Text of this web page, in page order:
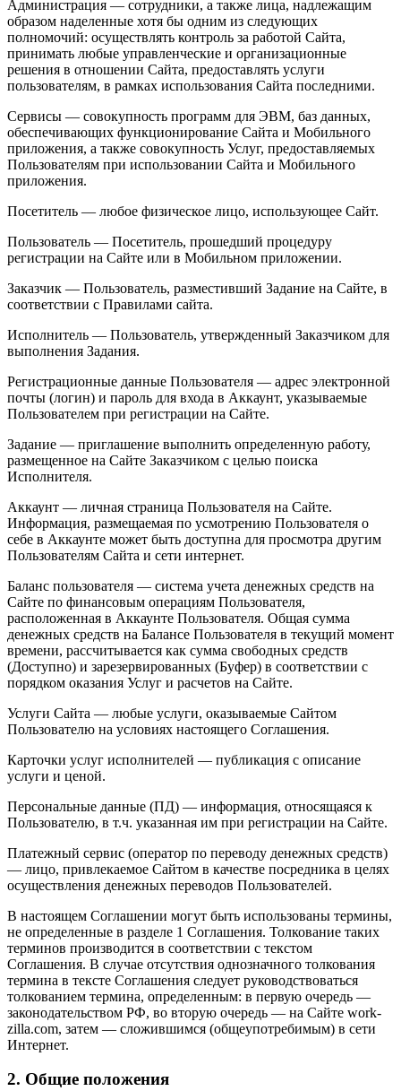
Администрация — сотрудники, а также лица, надлежащим
образом наделенные хотя бы одним из следующих
полномочий: осуществлять контроль за работой Сайта,
принимать любые управленческие и организационные
решения в отношении Сайта, предоставлять услуги
пользователям, в рамках использования Сайта последними.
Сервисы — совокупность программ для ЭВМ, баз данных,
обеспечивающих функционирование Сайта и Мобильного
приложения, а также совокупность Услуг, предоставляемых
Пользователям при использовании Сайта и Мобильного
приложения.
Посетитель — любое физическое лицо, использующее Сайт.
Пользователь — Посетитель, прошедший процедуру
регистрации на Сайте или в Мобильном приложении.
Заказчик — Пользователь, разместивший Задание на Сайте, в
соответствии с Правилами сайта.
Исполнитель — Пользователь, утвержденный Заказчиком для
выполнения Задания.
Регистрационные данные Пользователя — адрес электронной
почты (логин) и пароль для входа в Аккаунт, указываемые
Пользователем при регистрации на Сайте.
Задание — приглашение выполнить определенную работу,
размещенное на Сайте Заказчиком с целью поиска
Исполнителя.
Аккаунт — личная страница Пользователя на Сайте.
Информация, размещаемая по усмотрению Пользователя о
себе в Аккаунте может быть доступна для просмотра другим
Пользователям Сайта и сети интернет.
Баланс пользователя — система учета денежных средств на
Сайте по финансовым операциям Пользователя,
расположенная в Аккаунте Пользователя. Общая сумма
денежных средств на Балансе Пользователя в текущий момент
времени, рассчитывается как сумма свободных средств
(Доступно) и зарезервированных (Буфер) в соответствии с
порядком оказания Услуг и расчетов на Сайте.
Услуги Сайта — любые услуги, оказываемые Сайтом
Пользователю на условиях настоящего Соглашения.
Карточки услуг исполнителей — публикация с описание
услуги и ценой.
Персональные данные (ПД) — информация, относящаяся к
Пользователю, в т.ч. указанная им при регистрации на Сайте.
Платежный сервис (оператор по переводу денежных средств)
— лицо, привлекаемое Сайтом в качестве посредника в целях
осуществления денежных переводов Пользователей.
В настоящем Соглашении могут быть использованы термины,
не определенные в разделе 1 Соглашения. Толкование таких
терминов производится в соответствии с текстом
Соглашения. В случае отсутствия однозначного толкования
термина в тексте Соглашения следует руководствоваться
толкованием термина, определенным: в первую очередь —
законодательством РФ, во вторую очередь — на Сайте work-
zilla.com, затем — сложившимся (общеупотребимым) в сети
Интернет.
2. Общие положения